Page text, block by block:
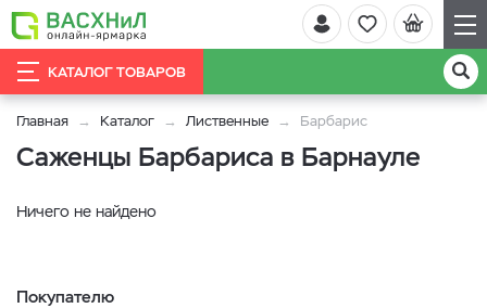
КАТАЛОГ ТОВАРОВ
Главная Каталог Лиственные Барбарис
Саженцы Барбариса в Барнауле
Ничего не найдено
Покупателю